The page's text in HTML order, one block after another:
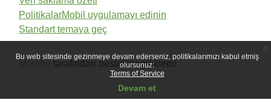
Bu web sitesinde gezinmeye devam ederseniz, politikalarımızı kabul etmiş
olursunuz:
Terms of Service
Devam et
PolitikalarMobil uygulamayı edinin
Standart temaya geç
tarafından desteklenmektedir